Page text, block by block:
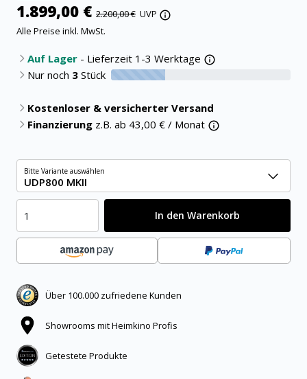
1.899,00 € 2.200,00 € UVP
Alle Preise inkl. MwSt.
Auf Lager - Lieferzeit 1-3 Werktage
Nur noch 3 Stück 30% verfügbar
Kostenloser & versicherter Versand
Finanzierung z.B. ab 43,00 € / Monat
Bitte Variante auswählen
UDP800 MKII
In den Warenkorb
Über 100.000 zufriedene Kunden
Showrooms mit Heimkino Profis
Getestete Produkte